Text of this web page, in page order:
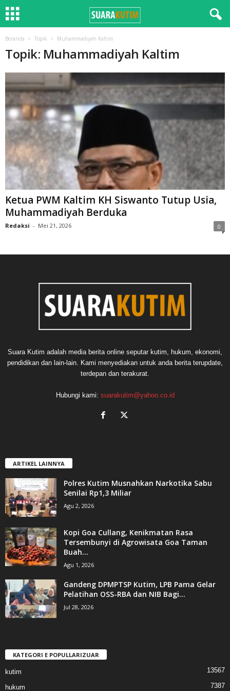
Beranda Topik Muhammadiyah Kaltim
Topik: Muhammadiyah Kaltim
Ketua PWM Kaltim KH Siswanto Tutup Usia,
Muhammadiyah Berduka
Redaksi - Mei 21, 2026 0
Suara Kutim adalah media berita online seputar kutim, hukum, ekonomi,
pendidikan dan lain-lain. Kami menyediakan untuk anda berita terupdate,
terdepan dan terakurat.
Hubungi kami: suarakutim@yahoo.co.id
ARTIKEL LAINNYA
Polres Kutim Musnahkan Narkotika Sabu
Senilai Rp1,3 Miliar
Agu 2, 2026
Kopi Goa Cullang, Kenikmatan Rasa
Tersembunyi di Agrowisata Goa Taman
Buah...
Agu 1, 2026
Gandeng DPMPTSP Kutim, LPB Pama Gelar
Pelatihan OSS-RBA dan NIB Bagi...
Jul 28, 2026
KATEGORI E POPULLARIZUAR
kutim 13567
hukum 7387